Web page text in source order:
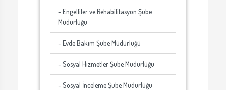
- Engelliler ve Rehabilitasyon Şube
Müdürlüğü
- Evde Bakım Şube Müdürlüğü
- Sosyal Hizmetler Şube Müdürlüğü
- Sosyal İnceleme Şube Müdürlüğü